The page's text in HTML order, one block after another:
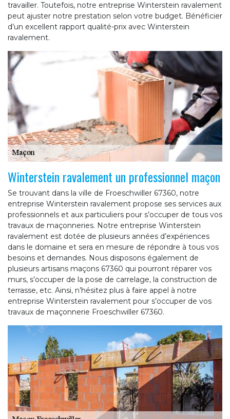
travailler. Toutefois, notre entreprise Winterstein ravalement
peut ajuster notre prestation selon votre budget. Bénéficier
d’un excellent rapport qualité-prix avec Winterstein
ravalement.
Winterstein ravalement un professionnel maçon
Se trouvant dans la ville de Froeschwiller 67360, notre
entreprise Winterstein ravalement propose ses services aux
professionnels et aux particuliers pour s’occuper de tous vos
travaux de maçonneries. Notre entreprise Winterstein
ravalement est dotée de plusieurs années d’expériences
dans le domaine et sera en mesure de répondre à tous vos
besoins et demandes. Nous disposons également de
plusieurs artisans maçons 67360 qui pourront réparer vos
murs, s’occuper de la pose de carrelage, la construction de
terrasse, etc. Ainsi, n’hésitez plus à faire appel à notre
entreprise Winterstein ravalement pour s’occuper de vos
travaux de maçonnerie Froeschwiller 67360.